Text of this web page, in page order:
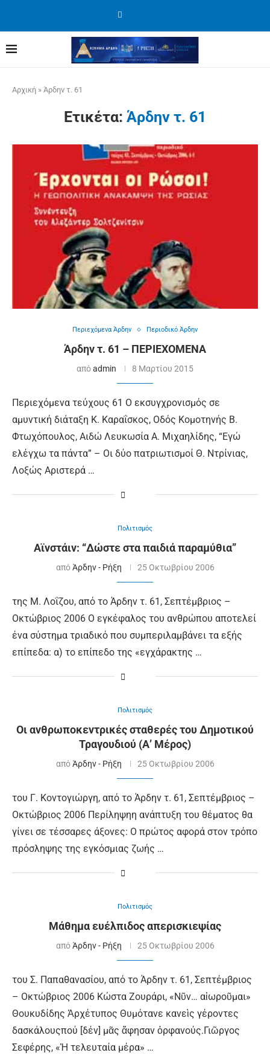
Αρχική » Άρδην τ. 61
Ετικέτα: Άρδην τ. 61
Περιεχόμενα Άρδην Περιοδικό Άρδην
Άρδην τ. 61 – ΠΕΡΙΕΧΟΜΕΝΑ
απόadmin 8 Μαρτίου 2015
Περιεχόμενα τεύχους 61 Ο εκσυγχρονισμός σε
αμυντική διάταξη Κ. Καραΐσκος, Οδός Κομοτηνής Β.
Φτωχόπουλος, Αιδώ Λευκωσία Α. Μιχαηλίδης, “Εγώ
ελέγχω τα πάντα” – Οι δύο πατριωτισμοί Θ. Ντρίνιας,
Λοξώς Αριστερά …
Πολιτισμός
Αϊνστάιν: “Δώστε στα παιδιά παραμύθια”
απόΆρδην - Ρήξη 25 Οκτωβρίου 2006
της Μ. Λοΐζου, από το Άρδην τ. 61, Σεπτέμβριος –
Οκτώβριος 2006 Ο εγκέφαλος του ανθρώπου αποτελεί
ένα σύστημα τριαδικό που συμπεριλαμβάνει τα εξής
επίπεδα: α) το επίπεδο της «εγχάρακτης …
Πολιτισμός
Οι ανθρωποκεντρικές σταθερές του Δημοτικού
Τραγουδιού (Α’ Μέρος)
απόΆρδην - Ρήξη 25 Οκτωβρίου 2006
του Γ. Κοντογιώργη, από το Άρδην τ. 61, Σεπτέμβριος –
Οκτώβριος 2006 Περίληψηη ανάπτυξη του θέματος θα
γίνει σε τέσσαρες άξονες: Ο πρώτος αφορά στον τρόπο
πρόσληψης της εγκόσμιας ζωής …
Πολιτισμός
Μάθημα ευέλπιδος απερισκιεψίας
απόΆρδην - Ρήξη 25 Οκτωβρίου 2006
του Σ. Παπαθανασίου, από το Άρδην τ. 61, Σεπτέμβριος
– Οκτώβριος 2006 Κώστα Ζουράρι, «Νῦν… αἰωροῦμαι»
Θουκυδίδης Ἀρχέτυπος Θυμότανε κανεὶς γέροντες
δασκάλουςπού [δέν] μᾶς ἄφησαν ὀρφανούς.Γιῶργος
Σεφέρης, «Ἡ τελευταία μέρα» …